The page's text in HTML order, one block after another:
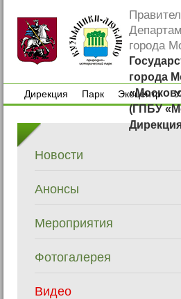
города
города
(ГПБУ
Дирекция
Парк
Экоцентр
Экоцентр
Новости
Анонсы
Мероприятия
Фотогалерея
Видео